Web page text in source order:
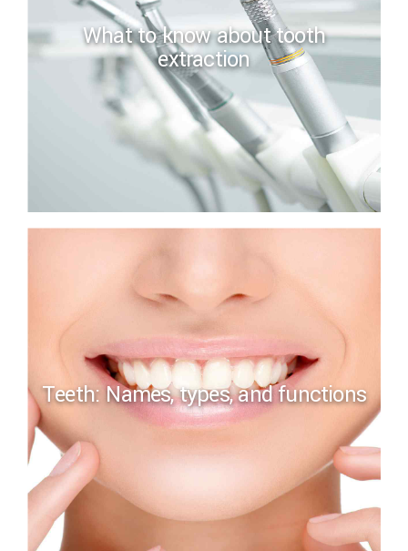
What to know about tooth
extraction
Teeth: Names, types, and functions